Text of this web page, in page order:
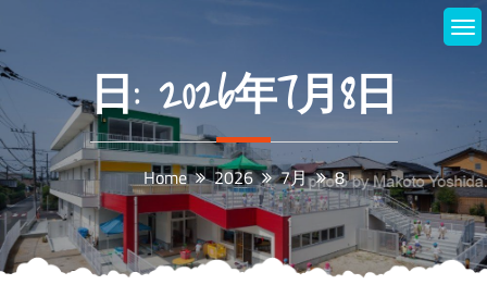
content
日:2026年7月8日
Home 2026 7月 8